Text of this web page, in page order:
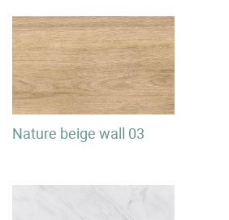
Nature beige wall 03